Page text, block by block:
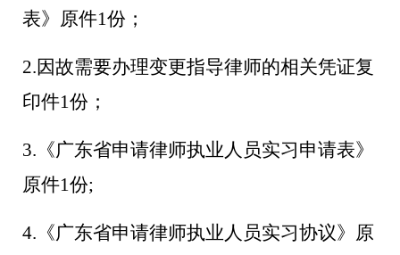
表》原件1份；
2.因故需要办理变更指导律师的相关凭证复
印件1份；
3. 《广东省申请律师执业人员实习申请表》
原件1份;
4.《广东省申请律师执业人员实习协议》原